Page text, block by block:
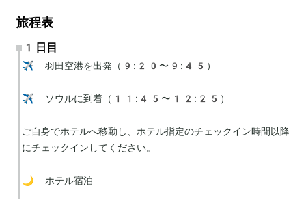
旅程表
1日目
✈️ 羽田空港を出発（9:20〜9:45）
✈️ ソウルに到着（11:45〜12:25）
ご自身でホテルへ移動し、ホテル指定のチェックイン時間以降
にチェックインしてください。
🌙 ホテル宿泊